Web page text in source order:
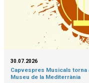
30.07.2026
Capvespres Musicals
Museu de la Mediterrània